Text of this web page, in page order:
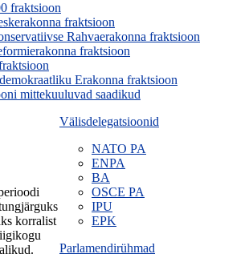
fraktsioon
fraktsioon
Rahvaerakonna fraktsioon
fraktsioon
Erakonna fraktsioon
mittekuuluvad saadikud
Välisdelegatsioonid
NATO PA
ENPA
BA
OSCE PA
IPU
EPK
Parlamendirühmad
korralist